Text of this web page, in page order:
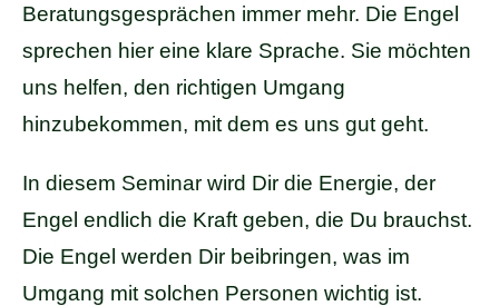
Beratungsgesprächen immer mehr. Die Engel
sprechen hier eine klare Sprache. Sie möchten
uns helfen, den richtigen Umgang
hinzubekommen, mit dem es uns gut geht.
In diesem Seminar wird Dir die Energie, der
Engel endlich die Kraft geben, die Du brauchst.
Die Engel werden Dir beibringen, was im
Umgang mit solchen Personen wichtig ist.